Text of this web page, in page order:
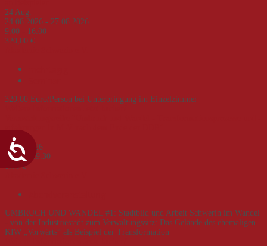
24 Aug.
24.08.2026 - 27.08.2026
9:00 - 16:00
320,00 €
320,00 Euro/Person bei Unterbringung im Einzelzimmer
erfahrungen in M-V nach dem Ende der DDR"
02 Sep.
02.09.2026
18:00 - 19:30
0,00 €
UMBRUCH UND WANDEL #1: Stadtbild und Arbeit Schwerin im Wandel
- von der Industriestadt zum Verwaltungssitz: Das Gelände des ehemaligen
KIW „Vorwärts“ als Beispiel der Transformation